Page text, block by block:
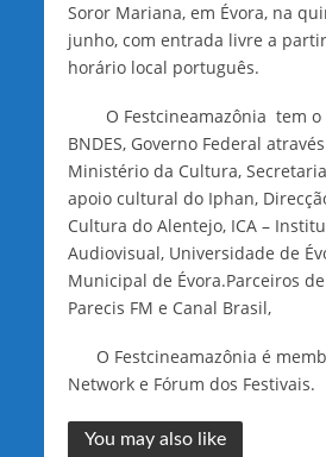
Soror Mariana, em Évora, na
junho, com entrada livre a
horário local português.
O Festcineamazônia tem o
BNDES, Governo Federal
Ministério da Cultura,
apoio cultural do Iphan,
Cultura do Alentejo, ICA –
Audiovisual, Universidade de
Municipal de Évora.Parceiros
Parecis FM e Canal Brasil,
O Festcineamazônia é
Network e Fórum dos Festivais.
You may also like